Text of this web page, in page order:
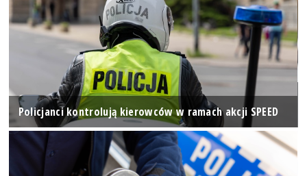
Policjanci kontrolują kierowców w ramach akcji SPEED